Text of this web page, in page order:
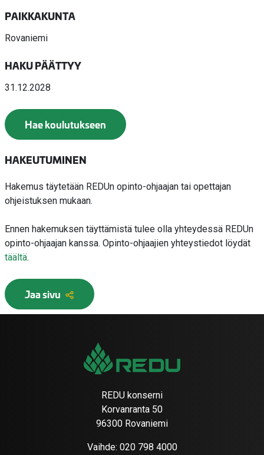
PAIKKAKUNTA
Rovaniemi
HAKU PÄÄTTYY
31.12.2028
Hae koulutukseen
HAKEUTUMINEN
Hakemus täytetään REDUn opinto-ohjaajan tai opettajan
ohjeistuksen mukaan.
Ennen hakemuksen täyttämistä tulee olla yhteydessä REDUn
opinto-ohjaajan kanssa. Opinto-ohjaajien yhteystiedot löydät
täältä.
Jaa sivu
REDU konserni
Korvanranta 50
96300 Rovaniemi
Vaihde: 020 798 4000